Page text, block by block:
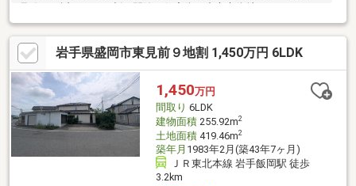
号線に程近く、その割に閑静な住宅街！中心市街地にも程よい距
離で、南に行くにも、北に行くにも、中心地に行くにも便の良い
立地です！敷地は７５坪超と大きめ！駐車スペース（２台分、軽
自動車を入れれば３台分）の他に、広々としたお庭のスペース
も！！建物も１６帖のＬＤＫに全居室６．５帖以上の４ＳＬＤ
Ｋ！更に、２階には広々８帖のホール、２帖のサービスルーム！
中心市街地に近く・広々とした物件をお探しの方にピッタリで
す！是非、ご見学を！イエスタ限定で初期費用キャンペーン実施
中！
岩手県盛岡市東見前９地割 1,450万円 6LDK
1,450万円
間取り 6LDK
建物面積255.92m2
土地面積419.46m2
築年月 1983年2月(築43年7ヶ月)
ＪＲ東北本線 岩手飯岡駅 徒歩
3.2km